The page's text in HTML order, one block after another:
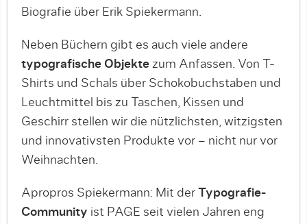
Biografie über Erik Spiekermann.
Neben Büchern gibt es auch viele andere
typografische Objekte zum Anfassen. Von T-
Shirts und Schals über Schokobuchstaben und
Leuchtmittel bis zu Taschen, Kissen und
Geschirr stellen wir die nützlichsten, witzigsten
und innovativsten Produkte vor – nicht nur vor
Weihnachten.
Apropros Spiekermann: Mit der Typografie-
Community ist PAGE seit vielen Jahren eng